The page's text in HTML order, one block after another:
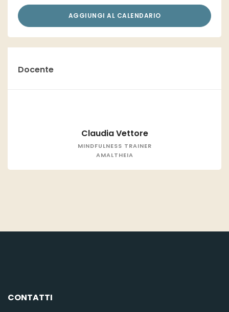
AGGIUNGI AL CALENDARIO
Docente
Claudia Vettore
MINDFULNESS TRAINER
AMALTHEIA
CONTATTI